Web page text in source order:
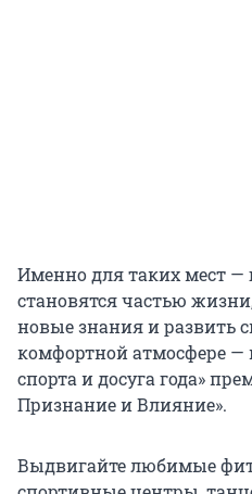
Именно для таких мест —
становятся частью
новые знания и развить
комфортной атмосфере
спорта и досуга года»
Признание и Влияние».
Выдвигайте любимые